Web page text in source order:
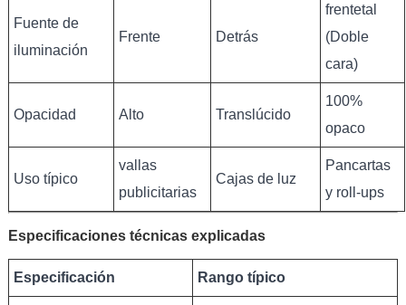
Fuente de
iluminación
Frente Detrás
frentetal
(Doble
cara)
Opacidad Alto Translúcido
100%
opaco
Uso típico
vallas
publicitarias
Cajas de luz
Pancartas
y roll-ups
Especificaciones técnicas explicadas
Especificación Rango típico